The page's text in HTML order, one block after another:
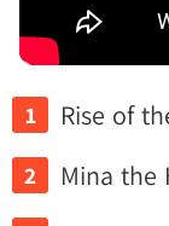
Rise of
Mina the